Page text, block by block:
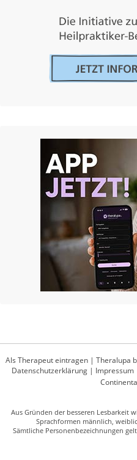
Als Therapeut eintragen | Theralupa
Datenschutzerklärung| Impressum
Aus Gründen der besseren Lesbarkeit
Sprachformen männlich,
Sämtliche Personenbezeichnungen